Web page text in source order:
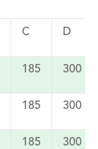
C D
185 300
185 300
185 300